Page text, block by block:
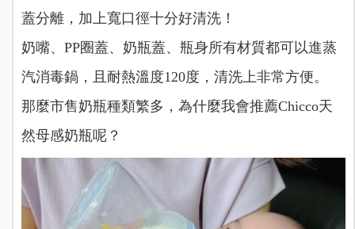
蓋分離，加上寬口徑十分好清洗！
奶嘴、PP圈蓋、奶瓶蓋、瓶身所有材質都可以進蒸
汽消毒鍋，且耐熱溫度120度，清洗上非常方便。
那麼市售奶瓶種類繁多，為什麼我會推薦Chicco天
然母感奶瓶呢？